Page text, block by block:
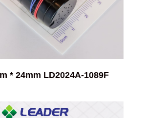
* 24mm LD2024A-1089F